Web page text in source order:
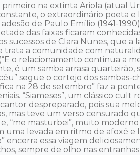
na extinta Ariola (atual
o extraordinário poeta e
de Paulo Emílio (1941-
das faixas ficaram
sucessos de Clara Nunes, que a
trata a comunidade com
o relacionamento continua a
é um samba arrasa
segue o cortejo dos
na 28 de setembro” faz a
“Siameses”, um clássico
despreparado, pois sua
mas teve um verso censurado
“me masturbei”, muito
uma levada em ritmo de afoxé
encerra essa viagem
sempre de olho nas entranhas